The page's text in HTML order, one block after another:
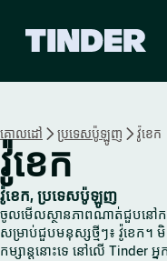
T
e
r
គោលដៅ ប្រទេស​ប៉ូឡូញ វ៉ូខេក
វ៉ូខេក
វ៉ូខេក, ប្រទេស​ប៉ូឡូញ
ចូលមើលស្ថានភាពណាត់ជួបនៅ
សម្រាប់ជួបមនុស្សថ្មីៗ៖ វ៉ូខេក។
កម្សាន្តនោះទេ នៅលើ Tinder អ្